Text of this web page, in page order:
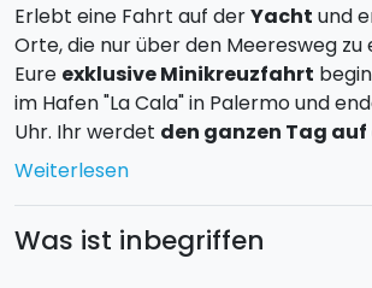
Erlebt eine Fahrt auf derYacht und
Orte, die nur über den Meeresweg zu
Eure exklusive Minikreuzfahrt
im Hafen "La Cala" in Palermo und
Uhr. Ihr werdet den ganzen Tag
verbringen und entscheiden,
Weiterlesen
Was ist inbegriffen